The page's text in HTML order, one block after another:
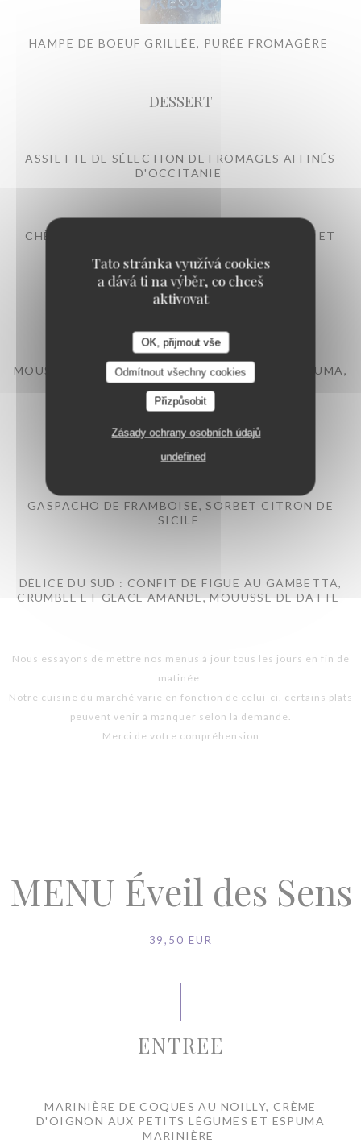
Tato stránka využívá cookies
a dává ti na výběr, co chceš
aktivovat
OK, přijmout vše
Odmítnout všechny cookies
Přizpůsobit
Zásady ochrany osobních údajů
undefined
HAMPE DE BOEUF GRILLÉE, PURÉE FROMAGÈRE
DESSERT
ASSIETTE DE SÉLECTION DE FROMAGES AFFINÉS
D'OCCITANIE
CHÈVRE DE LA FERME DU MAS ROLLAND, MIEL ET
MOUSSE AU CHOCOLAT, CRUMBLE CACAO, ESPUMA,
TUILE CROQUANTE
GASPACHO DE FRAMBOISE, SORBET CITRON DE
SICILE
DÉLICE DU SUD : CONFIT DE FIGUE AU GAMBETTA,
CRUMBLE ET GLACE AMANDE, MOUUSSE DE DATTE
Nous essayons de mettre nos menus à jour tous les jours en fin de
matinée.
Notre cuisine du marché varie en fonction de celui-ci, certains plats
peuvent venir à manquer selon la demande.
Merci de votre compréhension
MENU Éveil des Sens
39,50 EUR
ENTREE
MARINIÈRE DE COQUES AU NOILLY, CRÈME
D'OIGNON AUX PETITS LÉGUMES ET ESPUMA
MARINIÈRE